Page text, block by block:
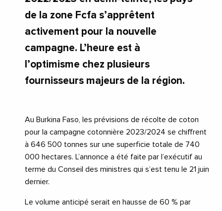
de la zone Fcfa s’apprêtent
activement pour la nouvelle
campagne. L’heure est à
l’optimisme chez plusieurs
fournisseurs majeurs de la région.
Au Burkina Faso, les prévisions de récolte de coton
pour la campagne cotonnière 2023/2024 se chiffrent
à 646 500 tonnes sur une superficie totale de 740
000 hectares. L’annonce a été faite par l’exécutif au
terme du Conseil des ministres qui s’est tenu le 21 juin
dernier.
Le volume anticipé serait en hausse de 60 % par